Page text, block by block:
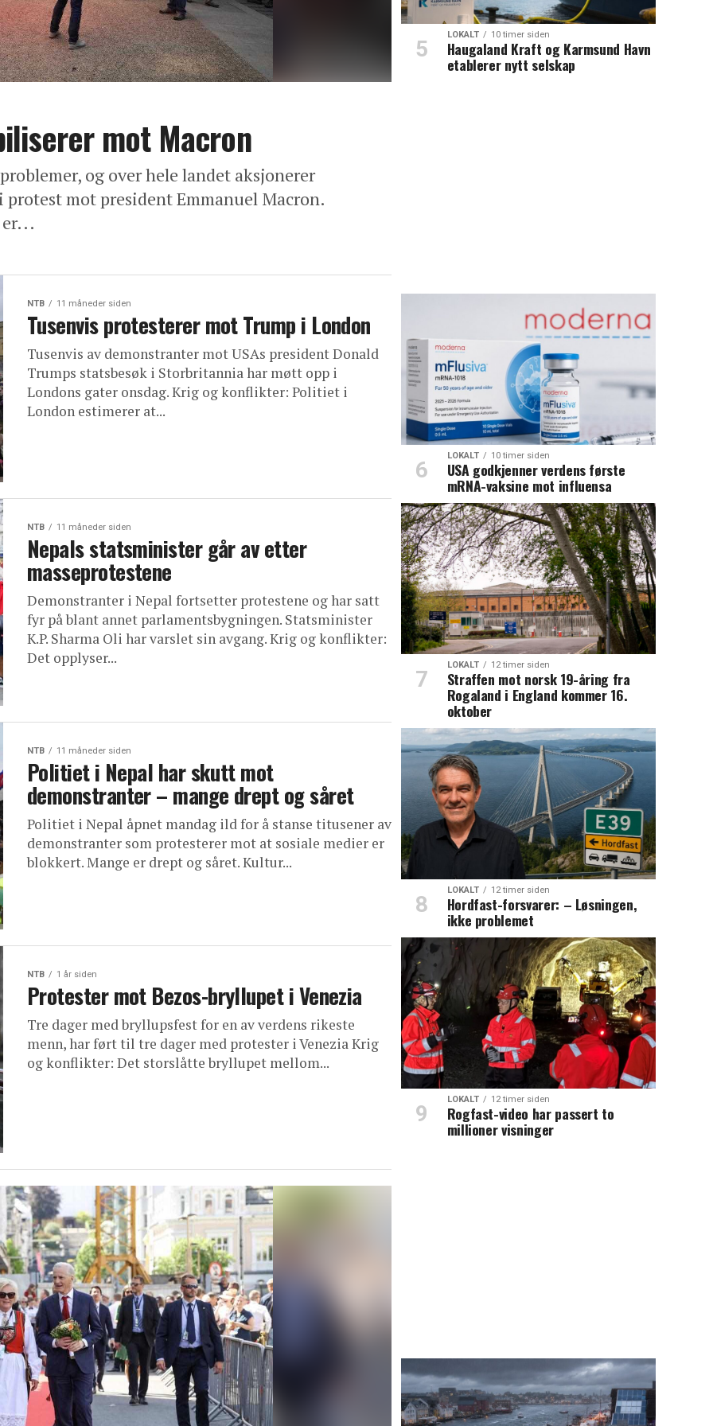
mot Macron
og over hele landet aksjonerer
mot president Emmanuel Macron.
NTB 11 måneder siden
Tusenvis protesterer mot Trump i London
Tusenvis av demonstranter mot USAs president Donald
Trumps statsbesøk i Storbritannia har møtt opp i
Londons gater onsdag. Krig og konflikter: Politiet i
London estimerer at...
NTB 11 måneder siden
Nepals statsminister går av etter
masseprotestene
Demonstranter i Nepal fortsetter protestene og har satt
fyr på blant annet parlamentsbygningen. Statsminister
K.P. Sharma Oli har varslet sin avgang. Krig og konflikter:
Det opplyser...
NTB 11 måneder siden
Politiet i Nepal har skutt mot
demonstranter – mange drept og såret
Politiet i Nepal åpnet mandag ild for å stanse titusener av
demonstranter som protesterer mot at sosiale medier er
blokkert. Mange er drept og såret. Kultur...
NTB 1 år siden
Protester mot Bezos-bryllupet i Venezia
Tre dager med bryllupsfest for en av verdens rikeste
menn, har ført til tre dager med protester i Venezia Krig
og konflikter: Det storslåtte bryllupet mellom...
LOKALT 10 timer siden
Haugaland Kraft og Karmsund Havn
etablerer nytt selskap
LOKALT 10 timer siden
USA godkjenner verdens første
mRNA-vaksine mot influensa
LOKALT 12 timer siden
Straffen mot norsk 19-åring fra
Rogaland i England kommer 16.
oktober
LOKALT 12 timer siden
Hordfast-forsvarer: – Løsningen,
ikke problemet
LOKALT 12 timer siden
Rogfast-video har passert to
millioner visninger